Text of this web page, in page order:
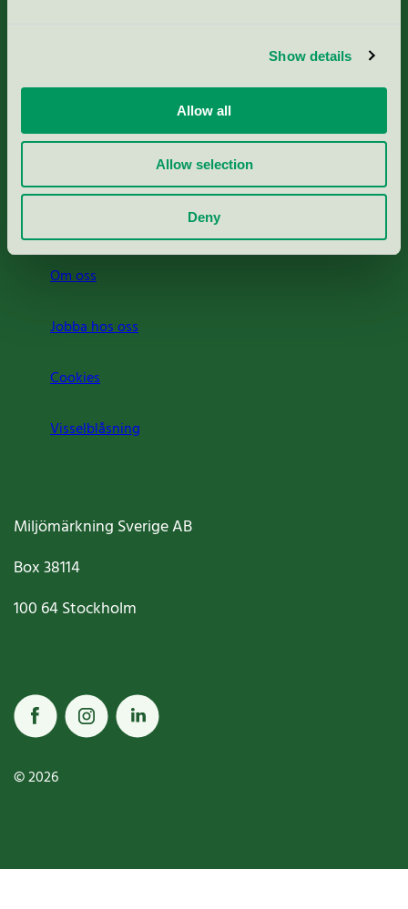
Show details
Allow all
Allow selection
Deny
Svanens husproduktportal-HPP
Rapporter & undersökningar
Om oss
Jobba hos oss
Cookies
Visselblåsning
Miljömärkning Sverige AB
Box38114
100 64Stockholm
© 2026